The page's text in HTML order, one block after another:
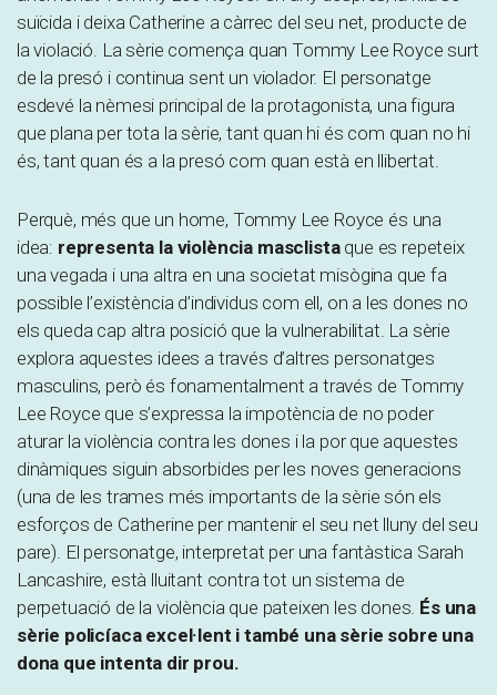
suïcida i deixa Catherine a càrrec del seu net, producte de
la violació. La sèrie comença quan Tommy Lee Royce surt
de la presó i continua sent un violador. El personatge
esdevé la nèmesi principal de la protagonista, una figura
que plana per tota la sèrie, tant quan hi és com quan no hi
és, tant quan és a la presó com quan està en llibertat.
Perquè, més que un home, Tommy Lee Royce és una
idea: representa la violència masclistaque es repeteix
una vegada i una altra en una societat misògina que fa
possible l’existència d’individus com ell, on a les dones no
els queda cap altra posició que la vulnerabilitat. La sèrie
explora aquestes idees a través d’altres personatges
masculins, però és fonamentalment a través de Tommy
Lee Royce que s’expressa la impotència de no poder
aturar la violència contra les dones i la por que aquestes
dinàmiques siguin absorbides per les noves generacions
(una de les trames més importants de la sèrie són els
esforços de Catherine per mantenir el seu net lluny del seu
pare). El personatge, interpretat per una fantàstica Sarah
Lancashire, està lluitant contra tot un sistema de
perpetuació de la violència que pateixen les dones. És una
sèrie policíaca excel·lent i també una sèrie sobre una
dona que intenta dir prou.